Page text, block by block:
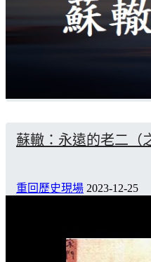
蘇轍：永遠的老二（
重回歷史現場 2023-12-25